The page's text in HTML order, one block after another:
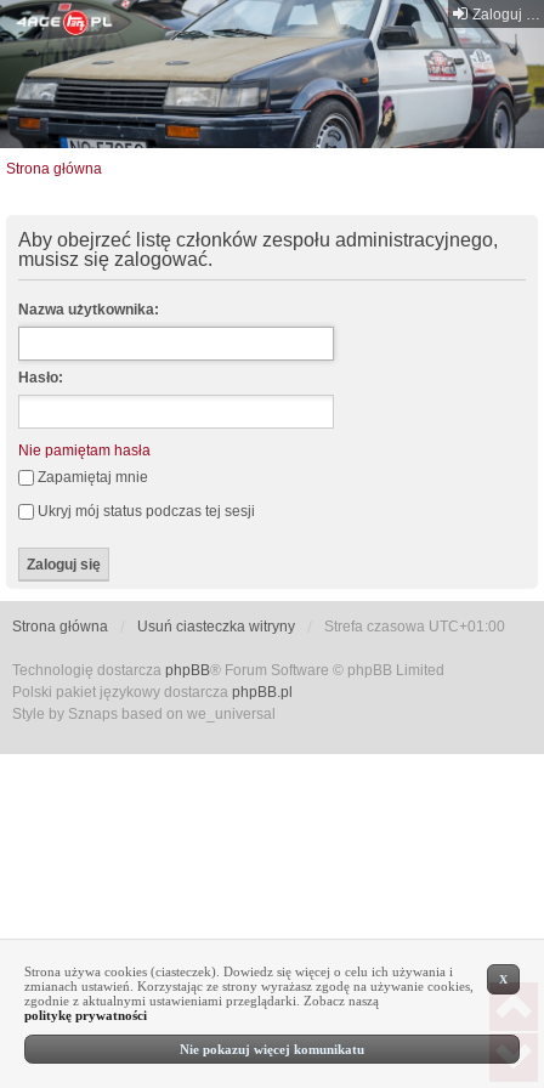
Zaloguj się
Strona główna
Aby obejrzeć listę członków zespołu administracyjnego,
musisz się zalogować.
Nazwa użytkownika:
Hasło:
Nie pamiętam hasła
Zapamiętaj mnie
Ukryj mój status podczas tej sesji
Strona główna Usuń ciasteczka witryny Strefa czasowa UTC+01:00
Technologię dostarcza phpBB® Forum Software © phpBB Limited
Polski pakiet językowy dostarcza phpBB.pl
Style by Sznaps based on we_universal
X
Strona używa cookies (ciasteczek). Dowiedz się więcej o celu ich używania i
zmianach ustawień. Korzystając ze strony wyrażasz zgodę na używanie cookies,
zgodnie z aktualnymi ustawieniami przeglądarki. Zobacz naszą
politykę prywatności
Nie pokazuj więcej komunikatu